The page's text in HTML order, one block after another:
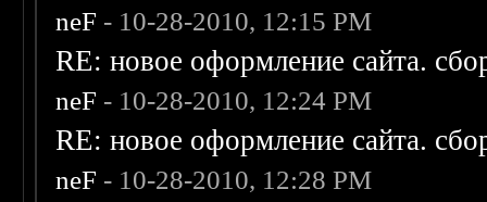
neF - 10-28-2010, 12:15 PM
RE: новое оформление сайта.
neF - 10-28-2010, 12:24 PM
RE: новое оформление сайта.
neF - 10-28-2010, 12:28 PM